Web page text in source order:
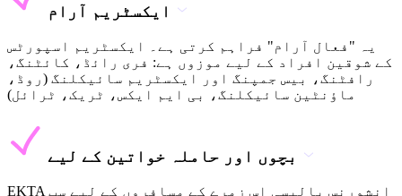
ایکسٹریم آرام
یہ "فعال آرام" فراہم کرتی ہے۔ ایکسٹریم اسپورٹس
کے شوقین افراد کے لیے موزوں ہے: فری رائڈ، کائٹنگ،
رافٹنگ، بیس جمپنگ اور ایکسٹریم سائیکلنگ (روڈ،
ماؤنٹین سائیکلنگ، بی ایم ایکس، ٹریک، ٹرائل)
بچوں اور حاملہ خواتین کے لیے
EKTA انشورنس پالیسی اس زمرے کے مسافروں کے لیے سب